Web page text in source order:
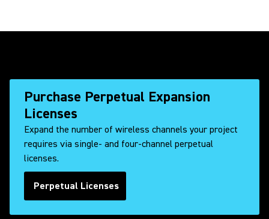
Purchase Perpetual Expansion
Licenses
Expand the number of wireless channels your project
requires via single- and four-channel perpetual
licenses.
Perpetual Licenses